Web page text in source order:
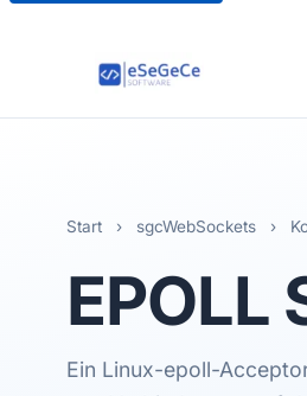
Start › sgcWebSockets ›
EPOLL
Ein Linux-epoll-